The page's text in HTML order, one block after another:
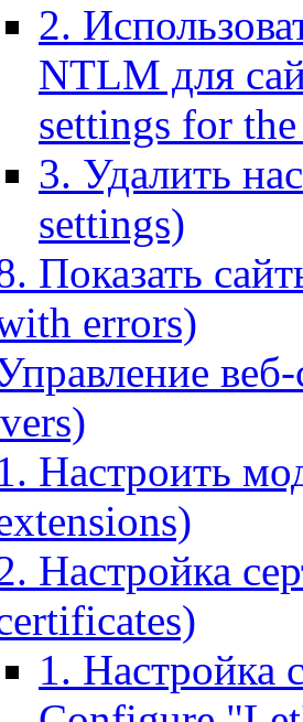
2.
NTLM для
settings for
3. Удалить
settings)
Показать
errors)
Настроить
Настройка
1. Настройка